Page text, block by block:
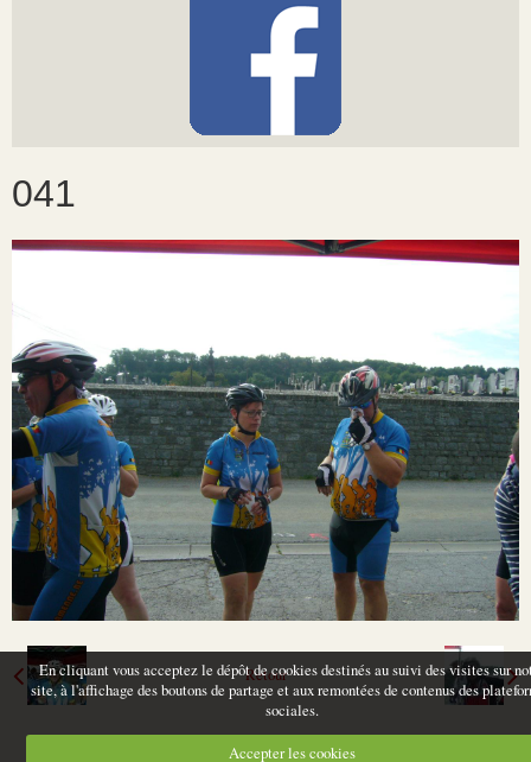
041
Retour
En cliquant vous acceptez le dépôt de cookies destinés au suivi des visites sur
site, à l'affichage des boutons de partage et aux remontées de contenus des
sociales.
Accepter les cookies